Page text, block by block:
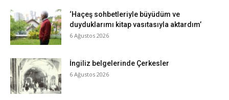
‘Haçeş sohbetleriyle büyüdüm ve
duyduklarımı kitap vasıtasıyla aktardım’
6 Ağustos 2026
İngiliz belgelerinde Çerkesler
6 Ağustos 2026